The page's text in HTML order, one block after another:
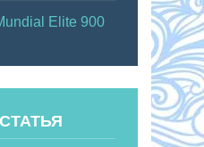
Elite 900